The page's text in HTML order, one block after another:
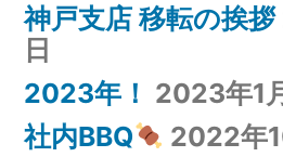
神戸支店 移転の挨拶
日
2023年！ 2023年1
社内BBQ
2022年